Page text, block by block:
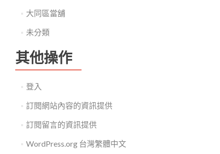
大同區當舖
未分類
其他操作
登入
訂閱網站內容的資訊提供
訂閱留言的資訊提供
WordPress.org 台灣繁體中文